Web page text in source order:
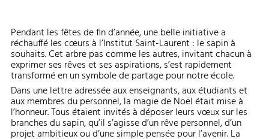
Pendant les fêtes de fin d’année, une belle initiative a
réchauffé les cœurs à l’Institut Saint-Laurent : le sapin à
souhaits. Cet arbre pas comme les autres, invitant chacun à
exprimer ses rêves et ses aspirations, s’est rapidement
transformé en un symbole de partage pour notre école.
Dans une lettre adressée aux enseignants, aux étudiants et
aux membres du personnel, la magie de Noël était mise à
l’honneur. Tous étaient invités à déposer leurs vœux sur les
branches du sapin, qu’il s’agisse d’un rêve personnel, d’un
projet ambitieux ou d’une simple pensée pour l’avenir. La